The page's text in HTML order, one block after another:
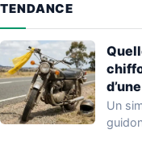
TENDANCE
Un